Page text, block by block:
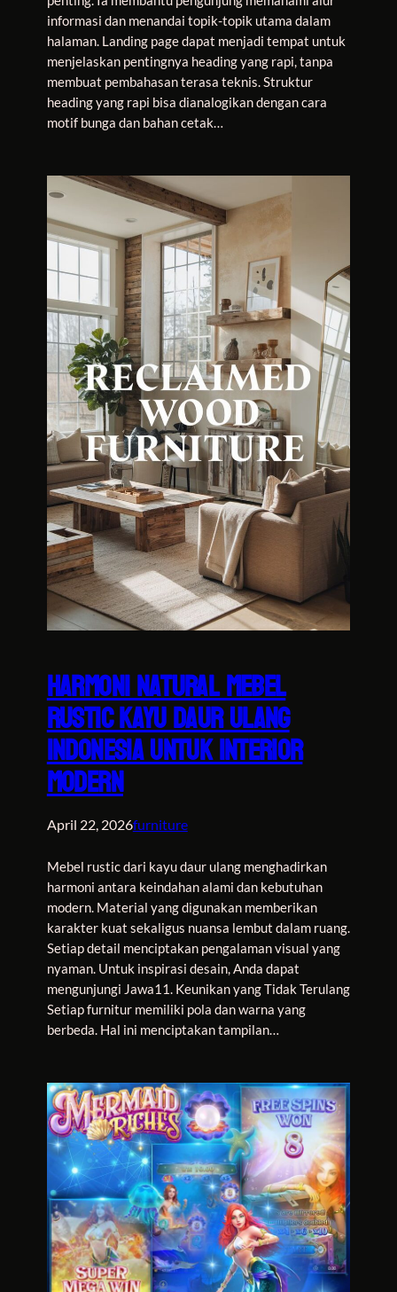
informasi dan menandai topik-topik utama dalam
halaman. Landing page dapat menjadi tempat untuk
menjelaskan pentingnya heading yang rapi, tanpa
membuat pembahasan terasa teknis. Struktur
heading yang rapi bisa dianalogikan dengan cara
motif bunga dan bahan cetak…
Harmoni Natural Mebel
Rustic Kayu Daur Ulang
Indonesia untuk Interior
Modern
April 22, 2026furniture
Mebel rustic dari kayu daur ulang menghadirkan
harmoni antara keindahan alami dan kebutuhan
modern. Material yang digunakan memberikan
karakter kuat sekaligus nuansa lembut dalam ruang.
Setiap detail menciptakan pengalaman visual yang
nyaman. Untuk inspirasi desain, Anda dapat
mengunjungi Jawa11. Keunikan yang Tidak Terulang
Setiap furnitur memiliki pola dan warna yang
berbeda. Hal ini menciptakan tampilan…